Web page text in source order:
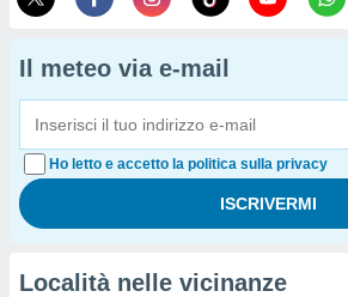
Il meteo via e-mail
Ho letto e accetto la politica sulla privacy
Località nelle vicinanze